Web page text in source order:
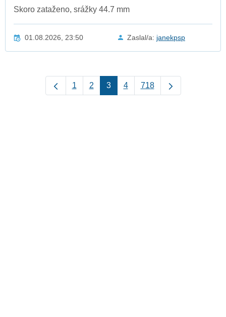
Skoro zataženo, srážky 44.7 mm
01.08.2026, 23:50 Zaslal/a: janekpsp
1 2 3 4 718